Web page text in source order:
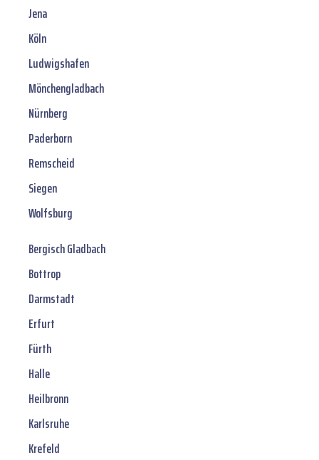
Jena
Köln
Ludwigshafen
Mönchengladbach
Nürnberg
Paderborn
Remscheid
Siegen
Wolfsburg
Bergisch Gladbach
Bottrop
Darmstadt
Erfurt
Fürth
Halle
Heilbronn
Karlsruhe
Krefeld